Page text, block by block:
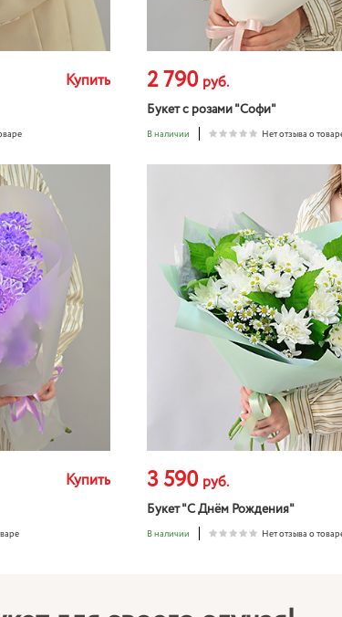
Купить 2 790 руб.
Букет с розами "Софи"
В наличии Нет отзыва о
Купить 3 590 руб.
Букет "C Днём Рождения"
В наличии Нет отзыва о